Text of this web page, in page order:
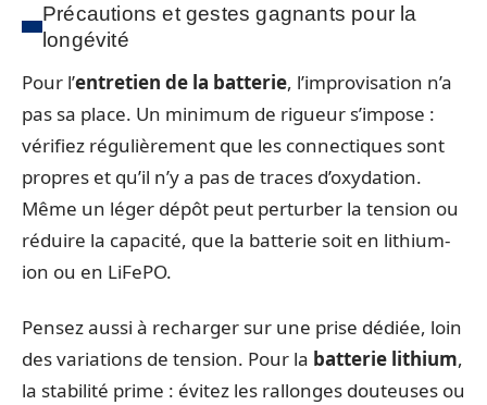
Précautions et gestes gagnants pour la
longévité
Pour l’entretien de la batterie, l’improvisation n’a
pas sa place. Un minimum de rigueur s’impose :
vérifiez régulièrement que les connectiques sont
propres et qu’il n’y a pas de traces d’oxydation.
Même un léger dépôt peut perturber la tension ou
réduire la capacité, que la batterie soit en lithium-
ion ou en LiFePO.
Pensez aussi à recharger sur une prise dédiée, loin
des variations de tension. Pour la batterie lithium,
la stabilité prime : évitez les rallonges douteuses ou